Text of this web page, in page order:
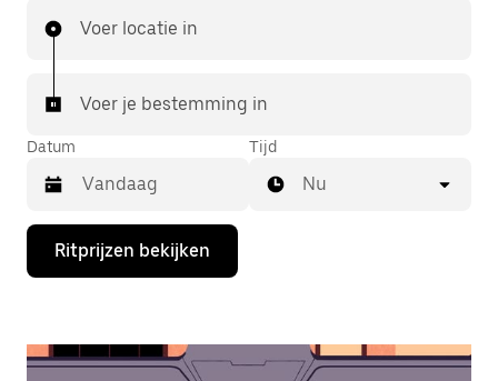
Voer locatie in
Voer je bestemming in
Datum
Druk
de
de
Tijd
Nu
Ritprijzen bekijken